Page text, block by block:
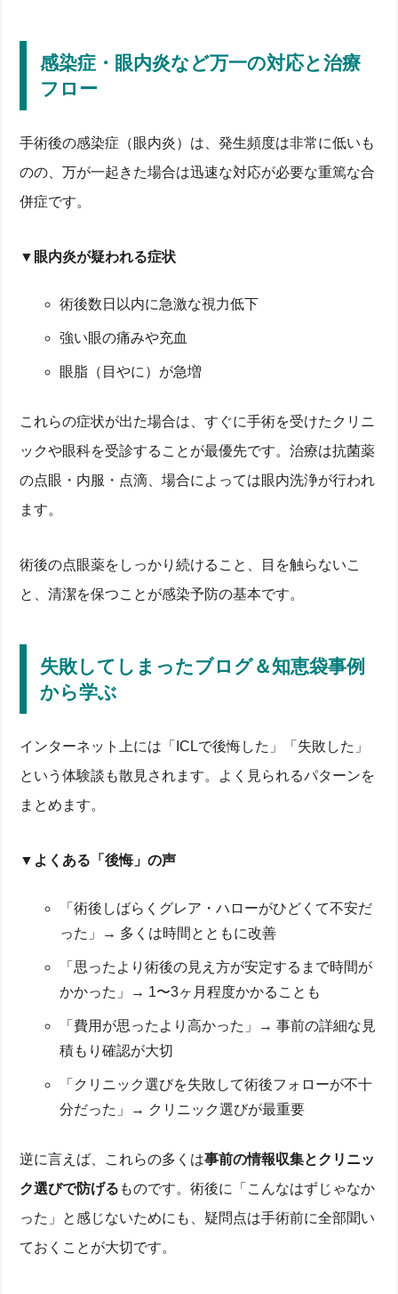
感染症・眼内炎など万一の対応と治療
フロー
手術後の感染症（眼内炎）は、発生頻度は非常に低いも
のの、万が一起きた場合は迅速な対応が必要な重篤な合
併症です。
▼眼内炎が疑われる症状
術後数日以内に急激な視力低下
強い眼の痛みや充血
眼脂（目やに）が急増
これらの症状が出た場合は、すぐに手術を受けたクリニ
ックや眼科を受診することが最優先です。治療は抗菌薬
の点眼・内服・点滴、場合によっては眼内洗浄が行われ
ます。
術後の点眼薬をしっかり続けること、目を触らないこ
と、清潔を保つことが感染予防の基本です。
失敗してしまったブログ＆知恵袋事例
から学ぶ
インターネット上には「ICLで後悔した」「失敗した」
という体験談も散見されます。よく見られるパターンを
まとめます。
▼よくある「後悔」の声
「術後しばらくグレア・ハローがひどくて不安だ
った」→ 多くは時間とともに改善
「思ったより術後の見え方が安定するまで時間が
かかった」→ 1〜3ヶ月程度かかることも
「費用が思ったより高かった」→ 事前の詳細な見
積もり確認が大切
「クリニック選びを失敗して術後フォローが不十
分だった」→ クリニック選びが最重要
逆に言えば、これらの多くは事前の情報収集とクリニッ
ク選びで防げる ものです。術後に「こんなはずじゃなか
った」と感じないためにも、疑問点は手術前に全部聞い
ておくことが大切です。